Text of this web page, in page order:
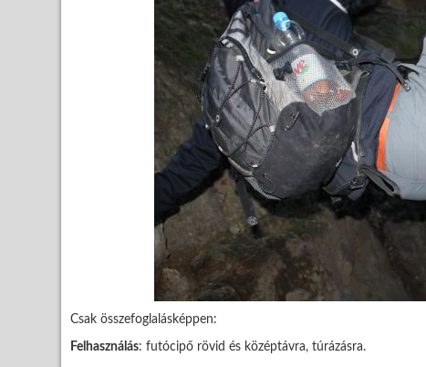
Csak összefoglalásképpen:
Felhasználás: futócipő rövid és középtávra, túrázásra.